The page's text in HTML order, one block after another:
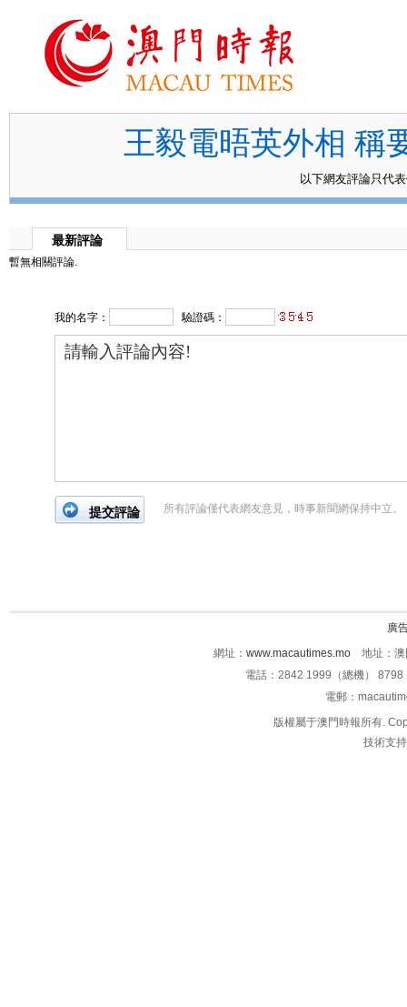
王毅電晤英外相 稱
以下網友評論只代
最新評論
暫無相關評論.
我的名字： 驗證碼：
所有評論僅代表網友意見，時事新聞網保持中立。
廣
網址： www.macautimes.mo 地址：澳
電話：2842 1999（總機）
電郵：
版權屬于澳門時報所有.
技術支